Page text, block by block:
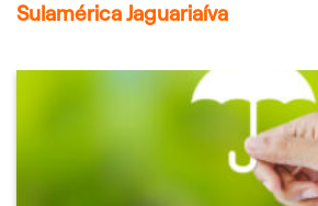
Sulamérica Jaguariaíva